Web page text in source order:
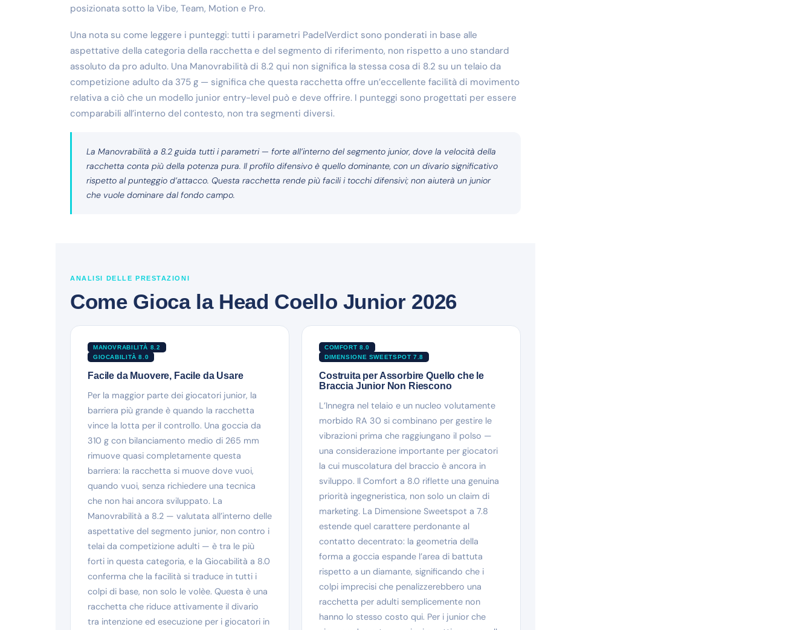
posizionata sotto la Vibe, Team, Motion e Pro.
Una nota su come leggere i punteggi: tutti i parametri PadelVerdict sono ponderati in base alle
aspettative della categoria della racchetta e del segmento di riferimento, non rispetto a uno standard
assoluto da pro adulto. Una Manovrabilità di 8.2 qui non significa la stessa cosa di 8.2 su un telaio da
competizione adulto da 375 g — significa che questa racchetta offre un’eccellente facilità di movimento
relativa a ciò che un modello junior entry-level può e deve offrire. I punteggi sono progettati per essere
comparabili all’interno del contesto, non tra segmenti diversi.
La Manovrabilità a 8.2 guida tutti i parametri — forte all’interno del segmento junior, dove la velocità della
racchetta conta più della potenza pura. Il profilo difensivo è quello dominante, con un divario significativo
rispetto al punteggio d’attacco. Questa racchetta rende più facili i tocchi difensivi; non aiuterà un junior
che vuole dominare dal fondo campo.
ANALISI DELLE PRESTAZIONI
Come Gioca la Head Coello Junior 2026
MANOVRABILITÀ 8.2
GIOCABILITÀ 8.0
Facile da Muovere, Facile da Usare
Per la maggior parte dei giocatori junior, la
barriera più grande è quando la racchetta
vince la lotta per il controllo. Una goccia da
310 g con bilanciamento medio di 265 mm
rimuove quasi completamente questa
barriera: la racchetta si muove dove vuoi,
quando vuoi, senza richiedere una tecnica
che non hai ancora sviluppato. La
Manovrabilità a 8.2 — valutata all’interno delle
aspettative del segmento junior, non contro i
telai da competizione adulti — è tra le più
forti in questa categoria, e la Giocabilità a 8.0
conferma che la facilità si traduce in tutti i
colpi di base, non solo le volèe. Questa è una
racchetta che riduce attivamente il divario
tra intenzione ed esecuzione per i giocatori in
COMFORT 8.0
DIMENSIONE SWEETSPOT 7.8
Costruita per Assorbire Quello che le
Braccia Junior Non Riescono
L’Innegra nel telaio e un nucleo volutamente
morbido RA 30 si combinano per gestire le
vibrazioni prima che raggiungano il polso —
una considerazione importante per giocatori
la cui muscolatura del braccio è ancora in
sviluppo. Il Comfort a 8.0 riflette una genuina
priorità ingegneristica, non solo un claim di
marketing. La Dimensione Sweetspot a 7.8
estende quel carattere perdonante al
contatto decentrato: la geometria della
forma a goccia espande l’area di battuta
rispetto a un diamante, significando che i
colpi imprecisi che penalizzerebbero una
racchetta per adulti semplicemente non
hanno lo stesso costo qui. Per i junior che